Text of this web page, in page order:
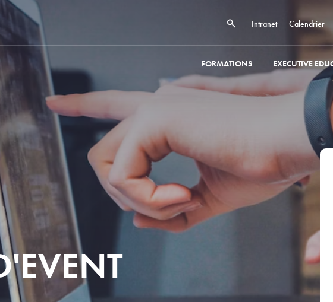
Intranet Calendrier
FORMATIONS EXECUTIVE